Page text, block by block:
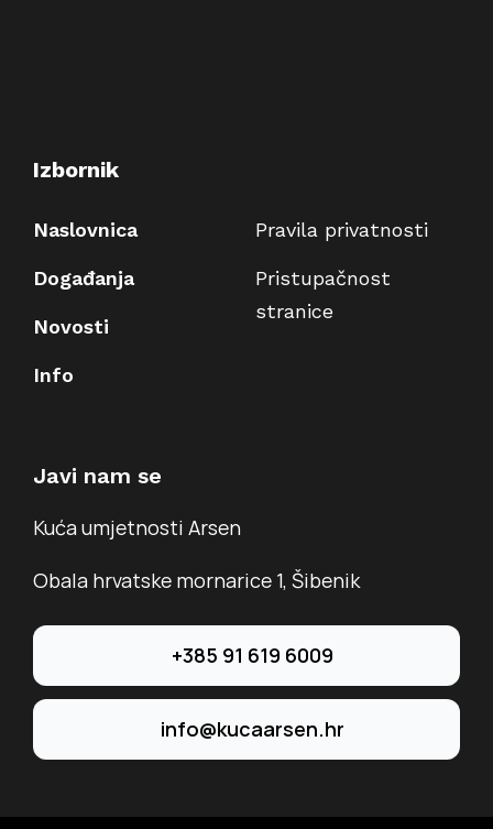
Izbornik
Naslovnica
Događanja
Novosti
Info
Pravila privatnosti
Pristupačnost
stranice
Javi nam se
Kuća umjetnosti Arsen
Obala hrvatske mornarice 1, Šibenik
+385 91 619 6009
info@kucaarsen.hr